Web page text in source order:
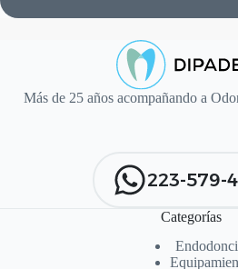
Más de 25 años acompañando a
223-579-
Categorías